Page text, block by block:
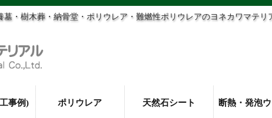
・樹木葬・納骨堂・ポリウレア・難燃性ポリウレアのヨネカワマテリ
事例) ポリウレア 天然石シート 断熱・発泡